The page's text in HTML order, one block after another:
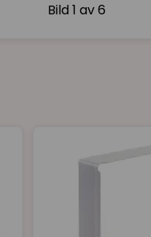
Bild 1 av 6